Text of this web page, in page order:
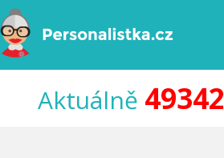
Aktuálně 49342